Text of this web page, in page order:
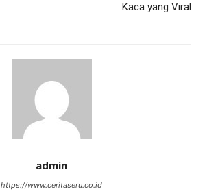
Kaca yang Viral
admin
https://www.ceritaseru.co.id